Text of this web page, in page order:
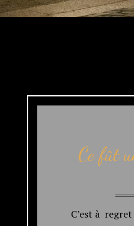
Ce fût
C’est à